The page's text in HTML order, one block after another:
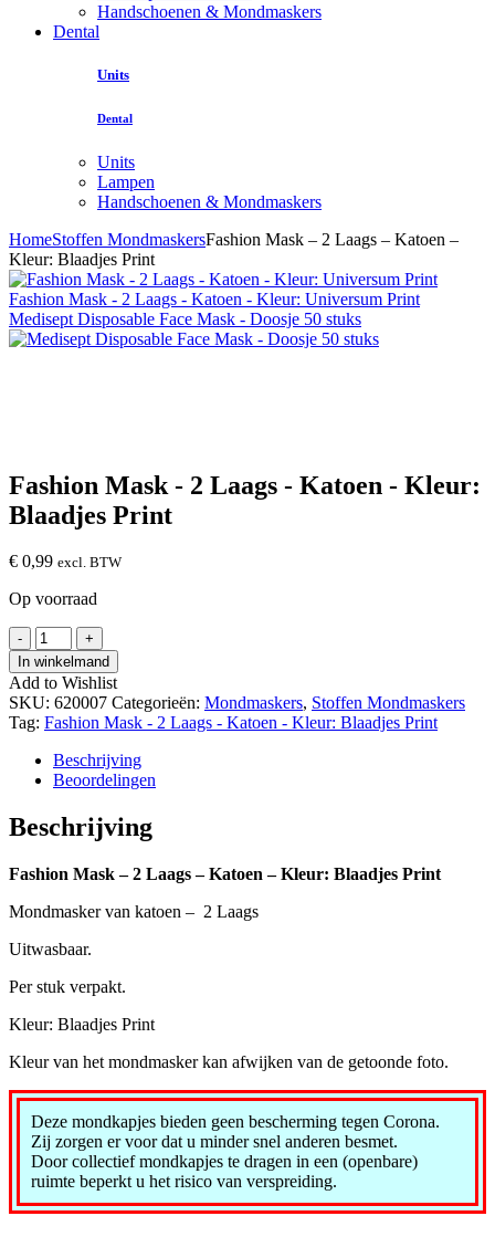
Handschoenen & Mondmaskers
Dental
Units
Dental
Units
Lampen
Handschoenen & Mondmaskers
HomeStoffen MondmaskersFashion Mask – 2 Laags – Katoen –
Kleur: Blaadjes Print
Fashion Mask - 2 Laags - Katoen - Kleur: Universum Print
Medisept Disposable Face Mask - Doosje 50 stuks
Fashion Mask - 2 Laags - Katoen - Kleur:
Blaadjes Print
€ 0,99 excl. BTW
Op voorraad
-
Fashion
Mask
-
2
Laags
-
Katoen
-
Kleur:
Blaadjes
Print
+
In winkelmand
Add to Wishlist
SKU: 620007 Categorieën: Mondmaskers, Stoffen Mondmaskers
Tag: Fashion Mask - 2 Laags - Katoen - Kleur: Blaadjes Print
Beschrijving
Beoordelingen
Beschrijving
Fashion Mask – 2 Laags – Katoen – Kleur: Blaadjes Print
Mondmasker van katoen – 2 Laags
Uitwasbaar.
Per stuk verpakt.
Kleur: Blaadjes Print
Kleur van het mondmasker kan afwijken van de getoonde foto.
Deze mondkapjes bieden geen bescherming tegen Corona.
Zij zorgen er voor dat u minder snel anderen besmet.
Door collectief mondkapjes te dragen in een (openbare)
ruimte beperkt u het risico van verspreiding.